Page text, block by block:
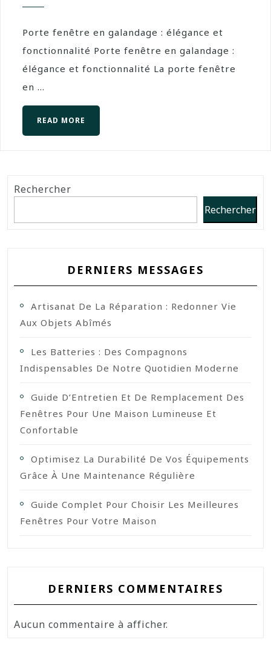
Porte fenêtre en galandage : élégance et
fonctionnalité Porte fenêtre en galandage :
élégance et fonctionnalité La porte fenêtre
en ...
READ MORE
Rechercher
Rechercher
DERNIERS MESSAGES
Artisanat De La Réparation : Redonner Vie
Aux Objets Abîmés
Les Batteries : Des Compagnons
Indispensables De Notre Quotidien Moderne
Guide D’Entretien Et De Remplacement Des
Fenêtres Pour Une Maison Lumineuse Et
Confortable
Optimisez La Durabilité De Vos Équipements
Grâce À Une Maintenance Régulière
Guide Complet Pour Choisir Les Meilleures
Fenêtres Pour Votre Maison
DERNIERS COMMENTAIRES
Aucun commentaire à afficher.